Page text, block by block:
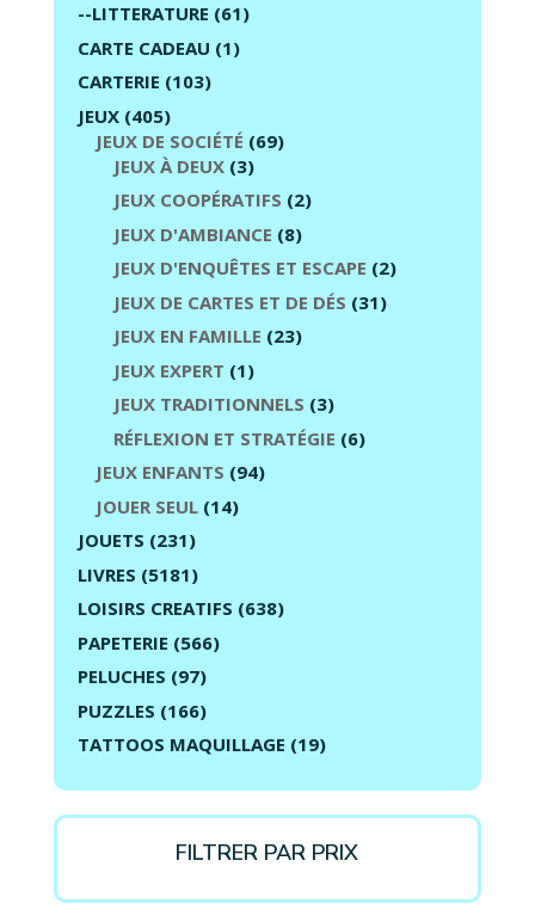
--LITTERATURE (61)
CARTE CADEAU (1)
CARTERIE (103)
JEUX (405)
JEUX DE SOCIÉTÉ (69)
JEUX À DEUX (3)
JEUX COOPÉRATIFS (2)
JEUX D'AMBIANCE (8)
JEUX D'ENQUÊTES ET ESCAPE (2)
JEUX DE CARTES ET DE DÉS (31)
JEUX EN FAMILLE (23)
JEUX EXPERT (1)
JEUX TRADITIONNELS (3)
RÉFLEXION ET STRATÉGIE (6)
JEUX ENFANTS (94)
JOUER SEUL (14)
JOUETS (231)
LIVRES (5181)
LOISIRS CREATIFS (638)
PAPETERIE (566)
PELUCHES (97)
PUZZLES (166)
TATTOOS MAQUILLAGE (19)
FILTRER PAR PRIX